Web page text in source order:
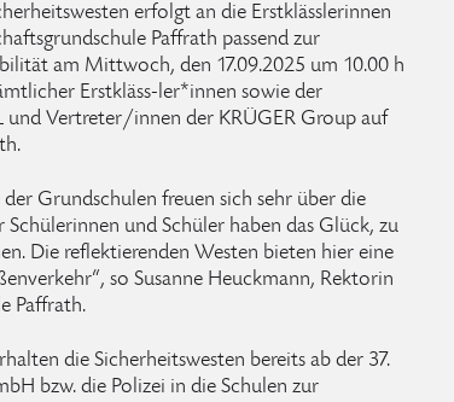
erfolgt an die Erstklässlerinnen
Paffrath passend zur
am Mittwoch, den 17.09.2025 um 10.00 h
Erstkläss-ler*innen sowie der
und Vertreter/innen der KRÜGER Group auf
Grundschulen freuen sich sehr über die
und Schüler haben das Glück, zu
Die reflektierenden Westen bieten hier eine
so Susanne Heuckmann, Rektorin
Paffrath.
die Sicherheitswesten bereits ab der 37.
bzw. die Polizei in die Schulen zur